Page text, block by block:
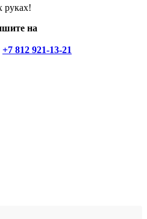
руках!
на
+7 812 921-13-21